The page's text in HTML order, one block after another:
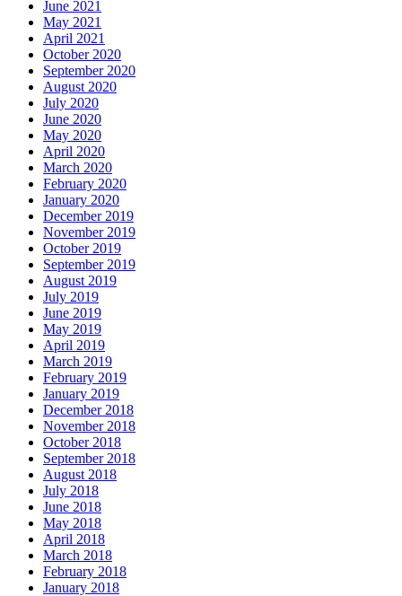
June 2021
May 2021
April 2021
October 2020
September 2020
August 2020
July 2020
June 2020
May 2020
April 2020
March 2020
February 2020
January 2020
December 2019
November 2019
October 2019
September 2019
August 2019
July 2019
June 2019
May 2019
April 2019
March 2019
February 2019
January 2019
December 2018
November 2018
October 2018
September 2018
August 2018
July 2018
June 2018
May 2018
April 2018
March 2018
February 2018
January 2018